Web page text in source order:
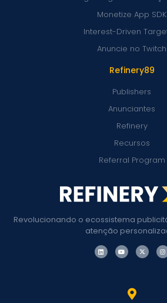
Revolucionando o ecossistema
atenção
Refinery89
Publishers
Anunciantes
Refinery
Recursos
Referral Program
Monetize App SDK
Interest-Driven
Anuncie no Twitch